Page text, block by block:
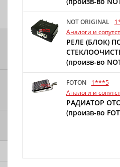
NOT ORIGINAL
Аналоги и
РЕЛЕ (БЛОК)
(произв-во
FOTON
1***5
Аналоги и
РАДИАТОР
(произв-во